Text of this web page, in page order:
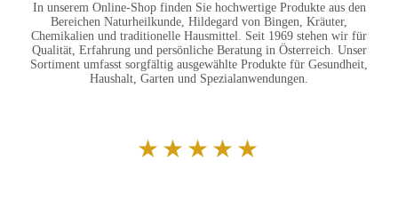
In unserem Online-Shop finden Sie hochwertige Produkte aus den
Bereichen Naturheilkunde, Hildegard von Bingen, Kräuter,
Chemikalien und traditionelle Hausmittel. Seit 1969 stehen wir für
Qualität, Erfahrung und persönliche Beratung in Österreich. Unser
Sortiment umfasst sorgfältig ausgewählte Produkte für Gesundheit,
Haushalt, Garten und Spezialanwendungen.
★★★★★